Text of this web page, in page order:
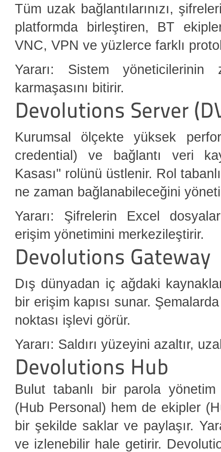
Tüm uzak bağlantılarınızı,
platformda birleştiren, BT
VNC, VPN ve yüzlerce farklı
Yararı: Sistem yöneticilerinin
karmaşasını bitirir.
Kurumsal ölçekte yüksek
credential) ve bağlantı veri
Kasası" rolünü üstlenir. Rol
ne zaman bağlanabileceğini
Yararı: Şifrelerin Excel
erişim yönetimini merkezileştirir.
Dış dünyadan iç ağdaki
bir erişim kapısı sunar.
noktası işlevi görür.
Yararı: Saldırı yüzeyini azaltır,
Bulut tabanlı bir parola yönetim
(Hub Personal) hem de ekipler
bir şekilde saklar ve paylaşır.
ve izlenebilir hale getirir.